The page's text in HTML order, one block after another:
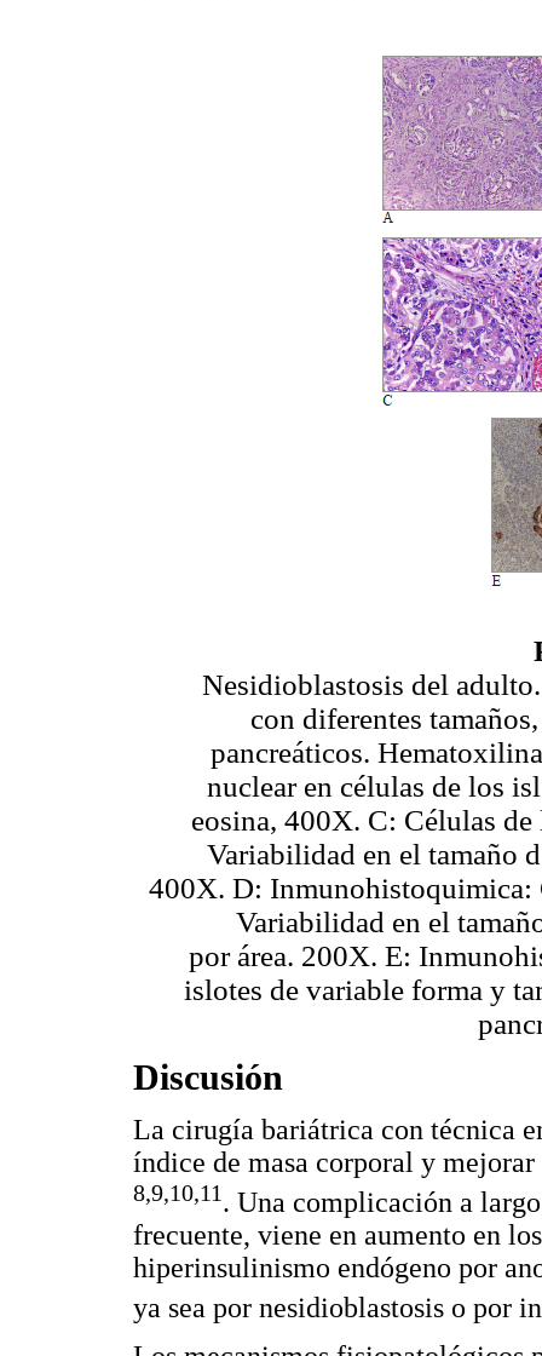
Nesidioblastosis del
con diferentes
pancreáticos.
nuclear en células de los
eosina, 400X. C: Células
Variabilidad en el tamaño
400X. D: Inmunohistoquimica:
Variabilidad en el
por área. 200X. E:
islotes de variable forma y
Discusión
La cirugía bariátrica con técnica
índice de masa corporal y mejorar
8,9,10,11. Una complicación a
frecuente, viene en aumento en
hiperinsulinismo endógeno por
ya sea por nesidioblastosis o por